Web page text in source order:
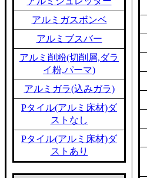
アルミガスボンベ
アルミブスバー
アルミ削粉(切削屑,ダラ
イ粉,パーマ)
アルミガラ(込みガラ)
Pタイル(アルミ床材)ダ
ストなし
Pタイル(アルミ床材)ダ
ストあり